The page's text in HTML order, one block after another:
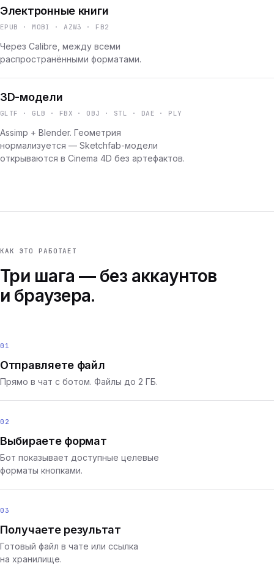
Электронные книги
EPUB · MOBI · AZW3 · FB2
Через Calibre, между всеми
распространёнными форматами.
3D-модели
GLTF · GLB · FBX · OBJ · STL · DAE · PLY
Assimp + Blender. Геометрия
нормализуется — Sketchfab-модели
открываются в Cinema 4D без артефактов.
КАК ЭТО РАБОТАЕТ
Три шага — без аккаунтов
и браузера.
01
Отправляете файл
Прямо в чат с ботом. Файлы до 2 ГБ.
02
Выбираете формат
Бот показывает доступные целевые
форматы кнопками.
03
Получаете результат
Готовый файл в чате или ссылка
на хранилище.